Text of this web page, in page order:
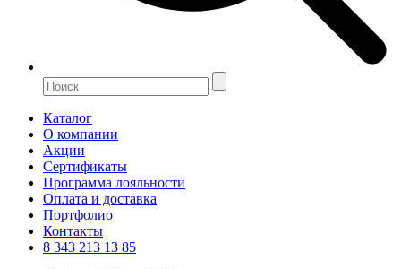
Каталог
О компании
Акции
Сертификаты
Программа лояльности
Оплата и доставка
Портфолио
Контакты
8 343 213 13 85